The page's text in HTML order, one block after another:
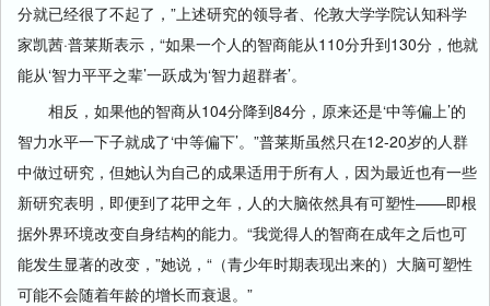
分就已经很了不起了，”上述研究的领导者、伦敦大学学院认知科学
家凯茜·普莱斯表示，“如果一个人的智商能从110分升到130分，他就
能从‘智力平平之辈’一跃成为‘智力超群者’。
相反，如果他的智商从104分降到84分，原来还是‘中等偏上’的
智力水平一下子就成了‘中等偏下’。”普莱斯虽然只在12-20岁的人群
中做过研究，但她认为自己的成果适用于所有人，因为最近也有一些
新研究表明，即便到了花甲之年，人的大脑依然具有可塑性——即根
据外界环境改变自身结构的能力。“我觉得人的智商在成年之后也可
能发生显著的改变，”她说，“（青少年时期表现出来的）大脑可塑性
可能不会随着年龄的增长而衰退。”